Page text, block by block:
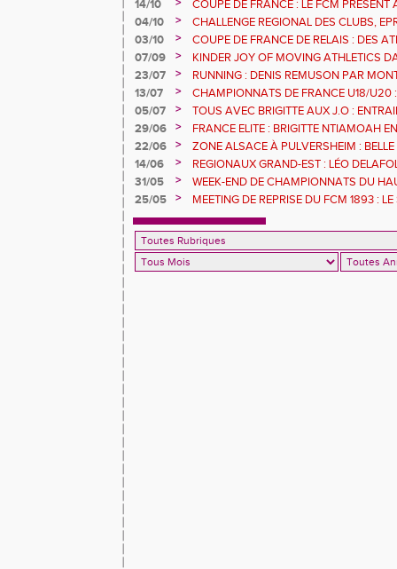
14/10
COUPE DE FRANCE : LE FCM PRÉSENT
04/10
>
CHALLENGE REGIONAL DES CLUBS,
URBAN ATHLE ET GMTU : LES
FCM
03/10 >
COUPE DE FRANCE DE RELAIS : DES
SERONT AVEC LE 4X200M DE L'EGMA
07/09 >
KINDER JOY OF MOVING ATHLETICS
MULHOUSE 1893 OUVRE SES PORTES
23/07 >
RUNNING : DENIS REMUSON PAR
13/07
>
CHAMPIONNATS DE FRANCE U18/U20
RECORD
05/07 >
TOUS AVEC BRIGITTE AUX J.O :
L'ILL JEUDI 8 JUILLET
29/06 >
FRANCE ELITE : BRIGITTE NTIAMOAH
DEUXIEMES JO
22/06 >
ZONE ALSACE À PULVERSHEIM :
14/06
>
REGIONAUX GRAND-EST : LÉO
GOMAS S'ENVOLE
31/05 >
WEEK-END DE CHAMPIONNATS DU
POUR LES ATHLÈTES DU FCM
25/05 > MEETING DE REPRISE DU FCM 1893 :